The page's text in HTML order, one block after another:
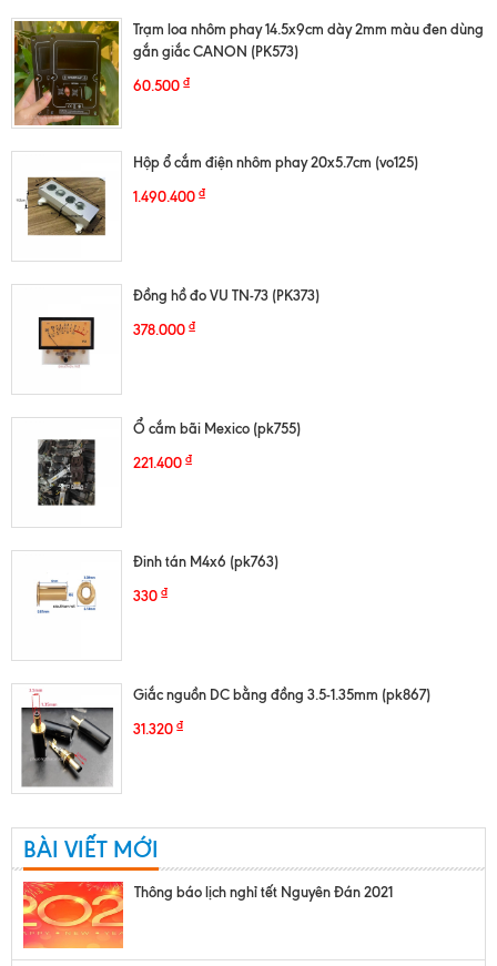
Trạm loa nhôm phay 14.5x9cm dày 2mm màu đen dùng
gắn giắc CANON (PK573)
60.500 ₫
Hộp ổ cắm điện nhôm phay 20x5.7cm (vo125)
1.490.400 ₫
Đồng hồ đo VU TN-73 (PK373)
378.000 ₫
Ổ cắm bãi Mexico (pk755)
221.400 ₫
Đinh tán M4x6 (pk763)
330 ₫
Giắc nguồn DC bằng đồng 3.5-1.35mm (pk867)
31.320 ₫
BÀI VIẾT MỚI
Thông báo lịch nghỉ tết Nguyên Đán 2021